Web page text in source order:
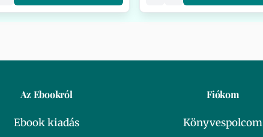
Az Ebookról
Ebook kiadás
Fiókom
Könyvespolcom